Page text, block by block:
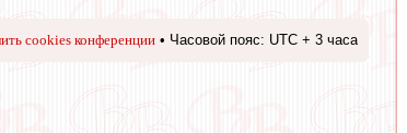
cookies конференции • Часовой пояс: UTC + 3 часа